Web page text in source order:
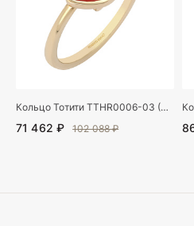
Кольцо Тотити TTHR0006-03 (Au 585)
71 462 ₽ 102 088 ₽